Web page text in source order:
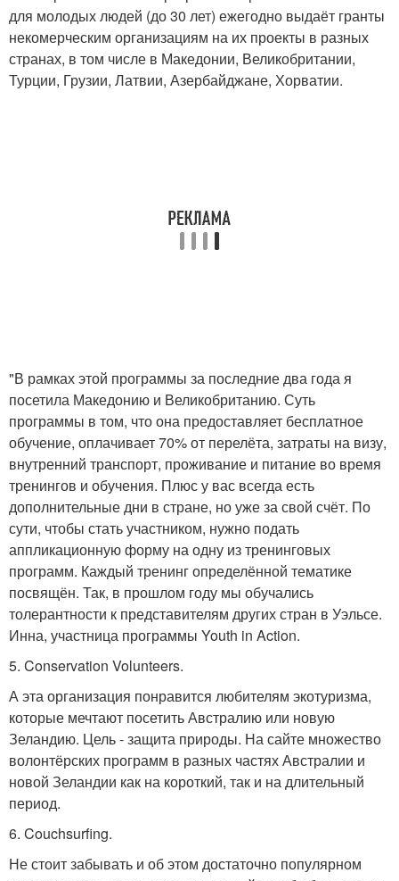
для молодых людей (до 30 лет) ежегодно выдаёт гранты
некомерческим организациям на их проекты в разных
странах, в том числе в Македонии, Великобритании,
Турции, Грузии, Латвии, Азербайджане, Хорватии.
"В рамках этой программы за последние два года я
посетила Македонию и Великобританию. Суть
программы в том, что она предоставляет бесплатное
обучение, оплачивает 70% от перелёта, затраты на визу,
внутренний транспорт, проживание и питание во время
тренингов и обучения. Плюс у вас всегда есть
дополнительные дни в стране, но уже за свой счёт. По
сути, чтобы стать участником, нужно подать
аппликационную форму на одну из тренинговых
программ. Каждый тренинг определённой тематике
посвящён. Так, в прошлом году мы обучались
толерантности к представителям других стран в Уэльсе.
Инна, участница программы Youth in Action.
5. Conservation Volunteers.
А эта организация понравится любителям экотуризма,
которые мечтают посетить Австралию или новую
Зеландию. Цель - защита природы. На сайте множество
волонтёрских программ в разных частях Австралии и
новой Зеландии как на короткий, так и на длительный
период.
6. Couchsurfing.
Не стоит забывать и об этом достаточно популярном